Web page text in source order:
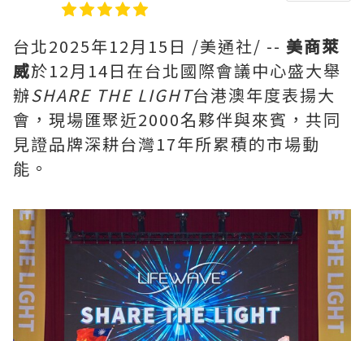
台北2025年12月15日 /美通社/ -- 美商萊
威於12月14日在台北國際會議中心盛大舉
辦SHARE THE LIGHT台港澳年度表揚大
會，現場匯聚近2000名夥伴與來賓，共同
見證品牌深耕台灣17年所累積的市場動
能。